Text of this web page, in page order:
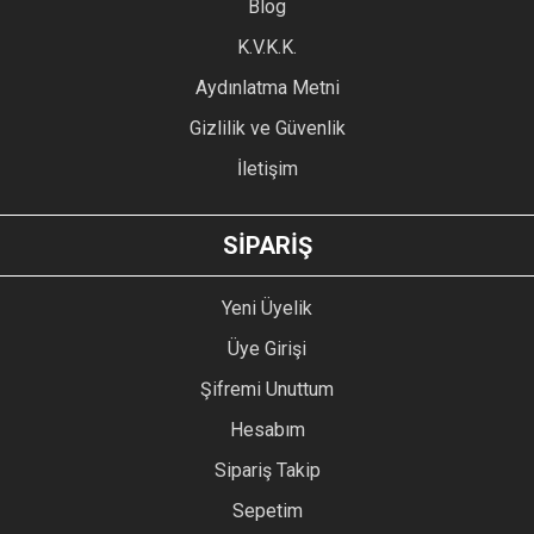
Ürün bilgilerinde hatalar bulunuyor.
Ürün fiyatı diğer sitelerden daha pahalı.
GÖNDER
Blog
K.V.K.K.
Aydınlatma Metni
Gizlilik ve Güvenlik
İletişim
SİPARİŞ
Yeni Üyelik
Üye Girişi
Şifremi Unuttum
Hesabım
Sipariş Takip
Sepetim